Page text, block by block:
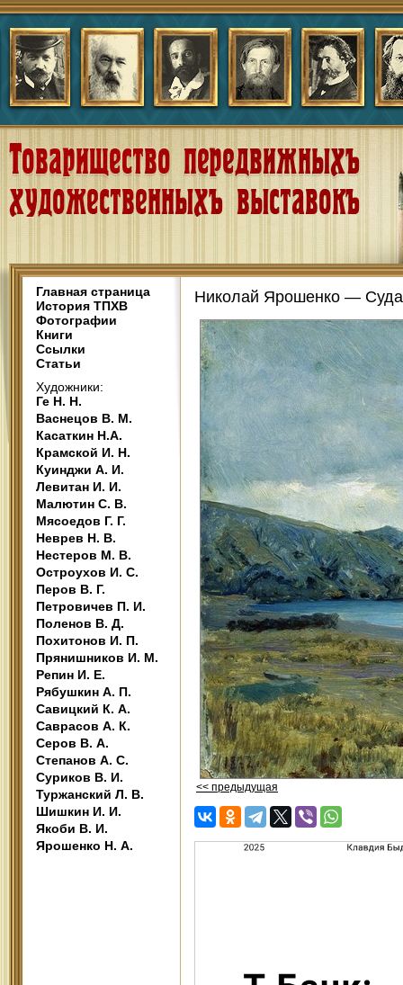
Главная страница
История ТПХВ
Фотографии
Книги
Ссылки
Статьи
Художники:
Ге Н. Н.
Васнецов В. М.
Касаткин Н.А.
Крамской И. Н.
Куинджи А. И.
Левитан И. И.
Малютин С. В.
Мясоедов Г. Г.
Неврев Н. В.
Нестеров М. В.
Остроухов И. С.
Перов В. Г.
Петровичев П. И.
Поленов В. Д.
Похитонов И. П.
Прянишников И. М.
Репин И. Е.
Рябушкин А. П.
Савицкий К. А.
Саврасов А. К.
Серов В. А.
Степанов А. С.
Суриков В. И.
Туржанский Л. В.
Шишкин И. И.
Якоби В. И.
Ярошенко Н. А.
Николай Ярошенко —
<< предыдущая